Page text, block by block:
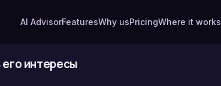
AI AdvisorFeaturesWhy usPricingWhere it works
интересы